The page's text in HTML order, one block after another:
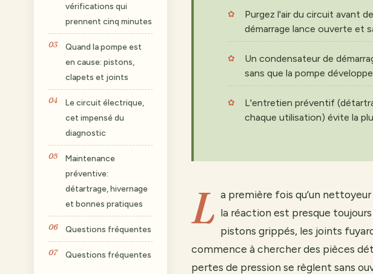
vérifications qui
prennent cinq minutes
Quand la pompe est
en cause: pistons,
clapets et joints
Le circuit électrique,
cet impensé du
diagnostic
Maintenance
préventive:
détartrage, hivernage
et bonnes pratiques
Questions fréquentes
Questions fréquentes
Purgez l'air du circuit avant
démarrage lance ouverte et
Un condensateur de
sans que la pompe
L'entretien préventif
chaque utilisation) évite la
L a première fois qu’un
la réaction est presque
pistons grippés, les joints
commence à chercher des pièces
pertes de pression se règlent sans